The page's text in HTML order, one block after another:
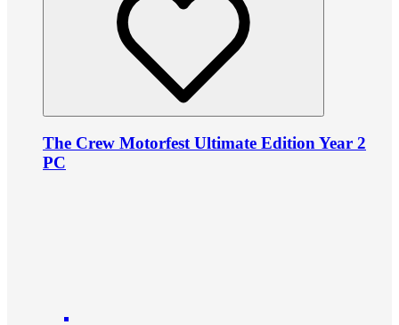
The Crew Motorfest Ultimate Edition Year 2
PC